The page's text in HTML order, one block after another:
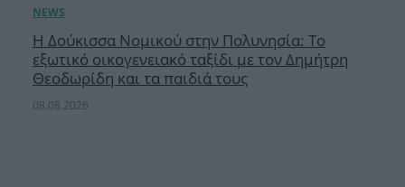
Η Δούκισσα Νομικού στην Πολυνησία: Το
εξωτικό οικογενειακό ταξίδι με τον Δημήτρη
Θεοδωρίδη και τα παιδιά τους
08.08.2026